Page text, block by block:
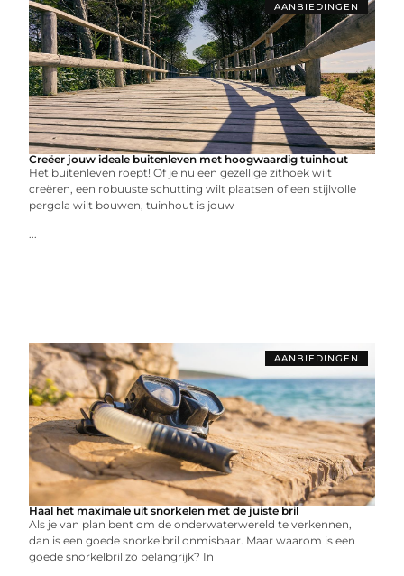
AANBIEDINGEN
Creëer jouw ideale buitenleven met hoogwaardig tuinhout
Het buitenleven roept! Of je nu een gezellige zithoek wilt
creëren, een robuuste schutting wilt plaatsen of een stijlvolle
pergola wilt bouwen, tuinhout is jouw
...
AANBIEDINGEN
Haal het maximale uit snorkelen met de juiste bril
Als je van plan bent om de onderwaterwereld te verkennen,
dan is een goede snorkelbril onmisbaar. Maar waarom is een
goede snorkelbril zo belangrijk? In